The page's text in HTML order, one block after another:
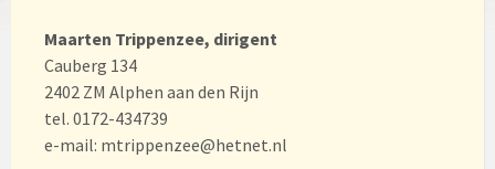
Maarten Trippenzee, dirigent
Cauberg 134
2402 ZM Alphen aan den Rijn
tel. 0172-434739
e-mail: mtrippenzee@hetnet.nl